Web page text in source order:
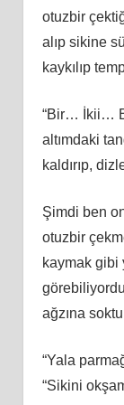
otuzbir
alıp sikine
kaykılıp
“Bir… İkii…
altımdaki
kaldırıp,
Şimdi ben
otuzbir
kaymak gibi
ağzına
“Yala
“Sikini